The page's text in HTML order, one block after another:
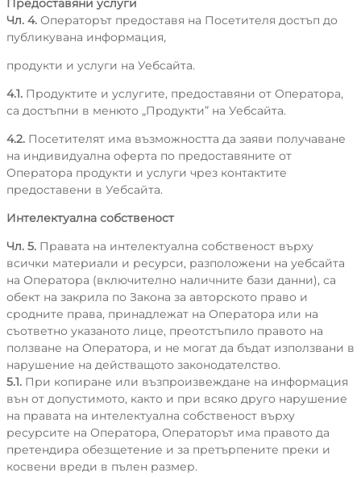
Предоставяни услуги
Чл. 4. Операторът предоставя на Посетителя достъп до
публикувана информация,
продукти и услуги на Уебсайта.
4.1. Продуктите и услугите, предоставяни от Оператора,
са достъпни в менюто „Продукти” на Уебсайта.
4.2. Посетителят има възможността да заяви получаване
на индивидуална оферта по предоставяните от
Оператора продукти и услуги чрез контактите
предоставени в Уебсайта.
Интелектуална собственост
Чл. 5. Правата на интелектуална собственост върху
всички материали и ресурси, разположени на уебсайта
на Оператора (включително наличните бази данни), са
обект на закрила по Закона за авторското право и
сродните права, принадлежат на Оператора или на
съответно указаното лице, преотстъпило правото на
ползване на Оператора, и не могат да бъдат използвани в
нарушение на действащото законодателство.
5.1. При копиране или възпроизвеждане на информация
вън от допустимото, както и при всяко друго нарушение
на правата на интелектуална собственост върху
ресурсите на Оператора, Операторът има правото да
претендира обезщетение и за претърпените преки и
косвени вреди в пълен размер.